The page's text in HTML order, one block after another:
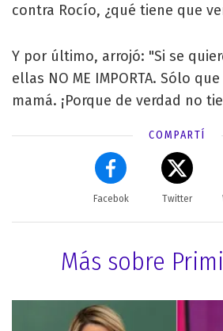
contra Rocío, ¿qué tiene que
Y por último, arrojó: "Si se
ellas NO ME IMPORTA. Sólo
mamá. ¡Porque de verdad no
COMPARTÍ
Facebok Twitter
Más sobre